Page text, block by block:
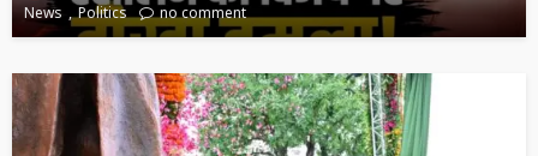
News
Politics no comment